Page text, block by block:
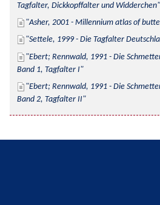
Tagfalter, Dickkopffalter und Widderchen
Asher, 2001 - Millennium atlas of
Settele, 1999 - Die Tagfalter
Ebert; Rennwald, 1991 - Die
Band 1, Tagfalter I
Ebert; Rennwald, 1991 - Die
Band 2, Tagfalter II